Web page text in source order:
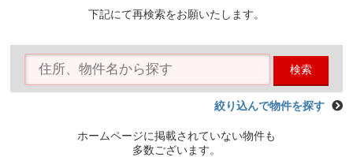
下記にて再検索をお願いたします。
検索
絞り込んで物件を探す
ホームページに掲載されていない物件も
多数ございます。